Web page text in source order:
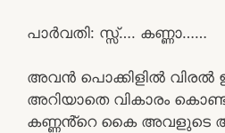
പാർവതി: സ്സ്‌…. കണ്ണാ……
അവൻ പൊക്കിളിൽ വിരൽ
അറിയാതെ വികാരം
കണ്ണൻ്റെ കൈ അവളുടെ